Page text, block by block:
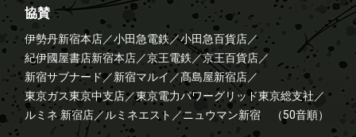
協賛
伊勢丹新宿本店／小田急電鉄／小田急百貨店／
紀伊國屋書店新宿本店／京王電鉄／京王百貨店／
新宿サブナード／新宿マルイ／髙島屋新宿店／
東京ガス東京中支店／東京電力パワーグリッド東京総支社／
ルミネ 新宿店／ルミネエスト／ニュウマン新宿 （50音順）